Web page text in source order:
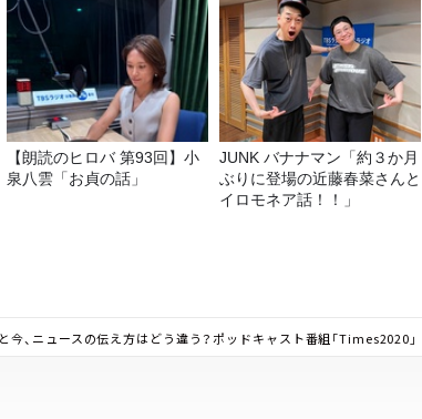
【朗読のヒロバ 第93回】小
泉八雲「お貞の話」
JUNK バナナマン「約３か月
ぶりに登場の近藤春菜さんと
イロモネア話！！」
今、ニュースの伝え方はどう違う？ポッドキャスト番組「Times2020」